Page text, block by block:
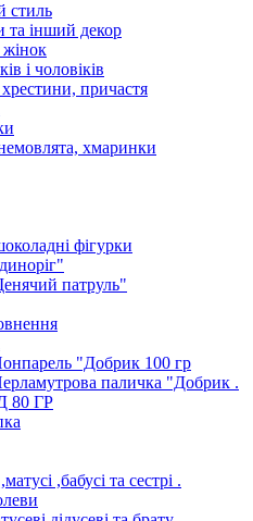
стиль
та інший декор
жінок
і чоловіків
причастя
хмаринки
фігурки
патруль"
"Добрик 100 гр
паличка "Добрик .
80 ГР
,бабусі та сестрі .